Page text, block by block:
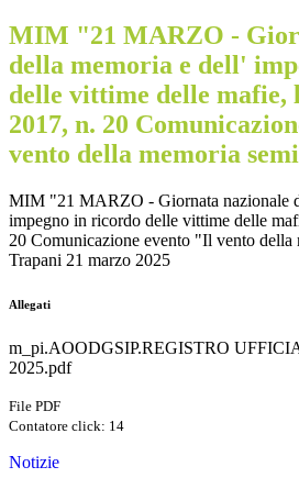
MIM "21 MARZO -
della memoria e dell'
delle vittime delle mafie,
2017, n. 20
vento della memoria
MIM "21 MARZO - Giornata nazionale
impegno in ricordo delle vittime delle
20 Comunicazione evento "Il vento della
Trapani 21 marzo 2025
Allegati
m_pi.AOODGSIP.REGISTRO
2025.pdf
File PDF
Contatore click: 14
Notizie